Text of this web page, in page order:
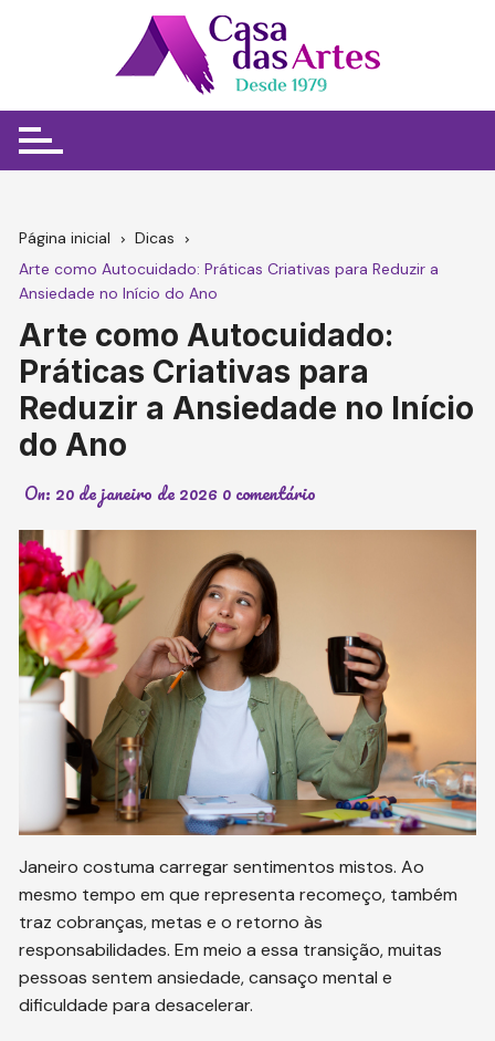
Página inicial
Dicas
Arte como Autocuidado: Práticas Criativas para Reduzir a
Ansiedade no Início do Ano
Arte como Autocuidado:
Práticas Criativas para
Reduzir a Ansiedade no Início
do Ano
On: 20 de janeiro de 20260 comentário
Janeiro costuma carregar sentimentos mistos. Ao
mesmo tempo em que representa recomeço, também
traz cobranças, metas e o retorno às
responsabilidades. Em meio a essa transição, muitas
pessoas sentem ansiedade, cansaço mental e
dificuldade para desacelerar.